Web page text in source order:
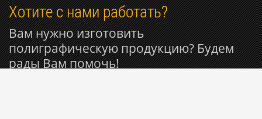
Хотите с нами работать?
Вам нужно изготовить
полиграфическую продукцию? Будем
рады Вам помочь!